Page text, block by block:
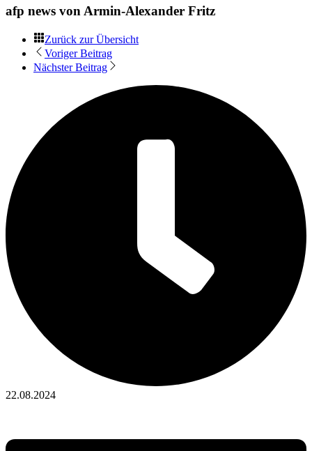
afp news von Armin-Alexander Fritz
Zurück zur Übersicht
Voriger Beitrag
Nächster Beitrag
22.08.2024